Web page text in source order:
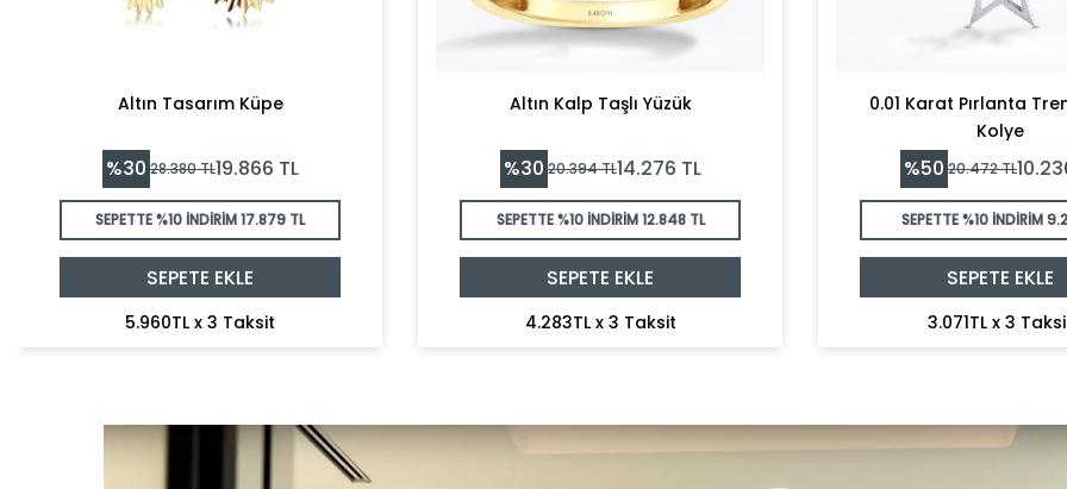
Altın Tasarım Küpe
%30 28.380TL19.866 TL
SEPETTE %10 İNDİRİM17.879 TL
SEPETE EKLE
5.960TL x 3 Taksit
Altın Kalp Taşlı Yüzük
%30 20.394TL14.276 TL
SEPETTE %10 İNDİRİM12.848 TL
SEPETE EKLE
4.283TL x 3 Taksit
0.01 Karat Pırlanta
Kolye
%50 20.472TL
SEPETTE %10 İNDİRİM
SEPETE EKLE
3.071TL x 3